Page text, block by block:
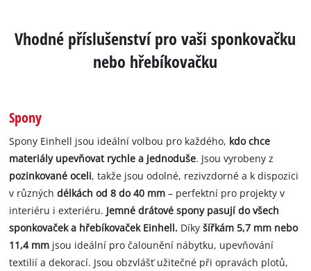
Vhodné příslušenství pro vaši sponkovačku
nebo hřebíkovačku
Spony
Spony Einhell jsou ideální volbou pro každého, kdo chce
materiály upevňovat rychle a jednoduše. Jsou vyrobeny z
pozinkované oceli, takže jsou odolné, rezivzdorné a k dispozici
v různýchdélkách od 8 do 40 mm – perfektní pro projekty v
interiéru i exteriéru. Jemné drátové spony pasují do všech
sponkovaček a hřebíkovaček Einhell. Díkyšířkám 5,7 mm nebo
11,4 mm jsou ideální pro čalounění nábytku, upevňování
textilií a dekorací. Jsou obzvlášť užitečné při opravách plotů,